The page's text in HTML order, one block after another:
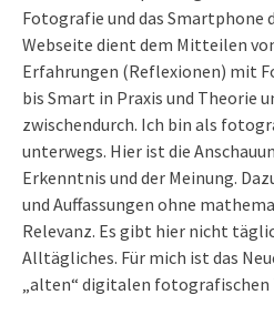
Fotografie und das Smartphone
Webseite dient dem Mitteilen
Erfahrungen (Reflexionen) mit
bis Smart in Praxis und Theorie
zwischendurch. Ich bin als
unterwegs. Hier ist die
Erkenntnis und der Meinung.
und Auffassungen ohne
Relevanz. Es gibt hier nicht
Alltägliches. Für mich ist das
„alten“ digitalen fotografischen